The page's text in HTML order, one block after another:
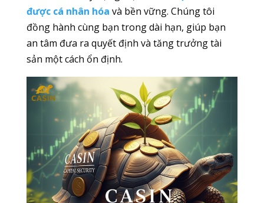
được cá nhân hóa và bền vững. Chúng tôi
đồng hành cùng bạn trong dài hạn, giúp bạn
an tâm đưa ra quyết định và tăng trưởng tài
sản một cách ổn định.